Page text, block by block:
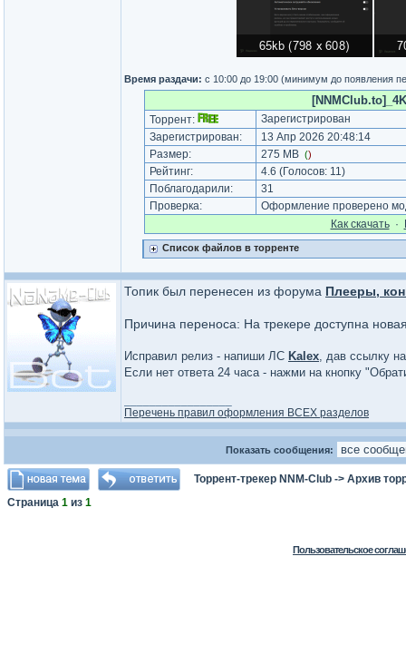
Время раздачи: с 10:00 до 19:00 (минимум до появления
Торрент:
Зарегистрирован
Зарегистрирован:
13 Апр 2026 20:48:14
Размер:
275 MB ()
Рейтинг: 4.6 (Голосов: 11)
Поблагодарили:
31
Проверка:
Оформление проверено
Как cкачать·
Список файлов в торренте
Топик был перенесен из форума Плееры,
Причина переноса: На трекере доступна
Исправил релиз - напиши ЛС Kalex, дав ссылку
Если нет ответа 24 часа - нажми на кнопку
Перечень правил оформления ВСЕХ разделов
Показать сообщения:
Торрент-трекер NNM-Club -> Архив
Страница 1 из 1
Пользовательское